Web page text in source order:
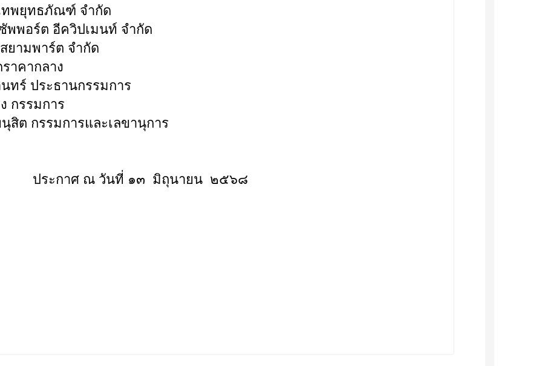
ทพยุทธภัณฑ์ จำกัด
พพอร์ต อีควิปเมนท์ จำกัด
ยามพาร์ต จำกัด
าคากลาง
ทร์ ประธานกรรมการ
กรรมการ
สิต กรรมการและเลขานุการ
ประกาศ ณ วันที่ ๑๓ มิถุนายน ๒๕๖๘